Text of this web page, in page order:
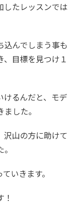
したレッスンでは
んでしまう事も
目標を見つけ１
けるんだと、モデ
ました。
沢山の方に助けて
いきます。